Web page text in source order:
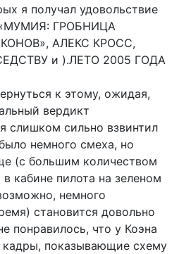
я получал удовольствие
«МУМИЯ: ГРОБНИЦА
АЛЕКС КРОСС,
и ).ЛЕТО 2005 ГОДА
к этому, ожидая,
вердикт
слишком сильно взвинтил
немного смеха, но
(с большим количеством
кабине пилота на зеленом
немного
становится довольно
понравилось, что у Коэна
кадры, показывающие схему